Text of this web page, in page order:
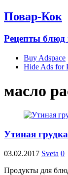
Повар-Кок
Рецепты
Buy Adspace
Hide Ads for
масло
Утиная
03.02.2017 Sveta 0
Продукты для